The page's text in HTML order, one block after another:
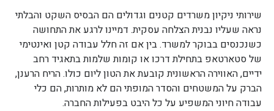
שירותי ניקיון משרדים קטנים וגדולים הם הבסיס השקט והבלתי
נראה שעליו נבנית הצלחה עסקית. דמיינו לרגע את התחושה
כשנכנסים בבוקר למשרד. בין אם זה חלל עבודה קטן ואינטימי
של סטארטאפ בתחילת דרכו או קומות שלמות בתאגיד רחב
ידיים, האווירה הראשונית קובעת את הטון ליום כולו. הריח הרענן,
הברק על המשטחים והסדר המופתי הם לא מותרות, הם כלי
עבודה חיוני המשפיע על כל היבט בפעילות החברה.